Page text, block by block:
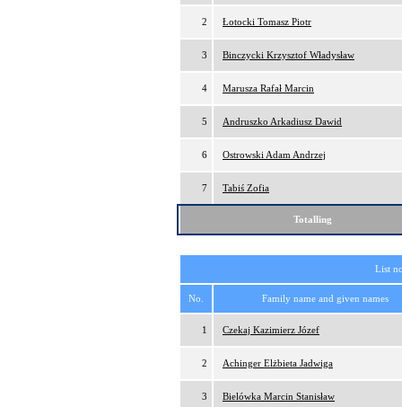
2 Łotocki Tomasz Piotr
3 Binczycki Krzysztof Władysław
4 Marusza Rafał Marcin
5 Andruszko Arkadiusz Dawid
6 Ostrowski Adam Andrzej
7 Tabiś Zofia
Totalling
List
No. Family name and given names
1 Czekaj Kazimierz Józef
2 Achinger Elżbieta Jadwiga
3 Bielówka Marcin Stanisław